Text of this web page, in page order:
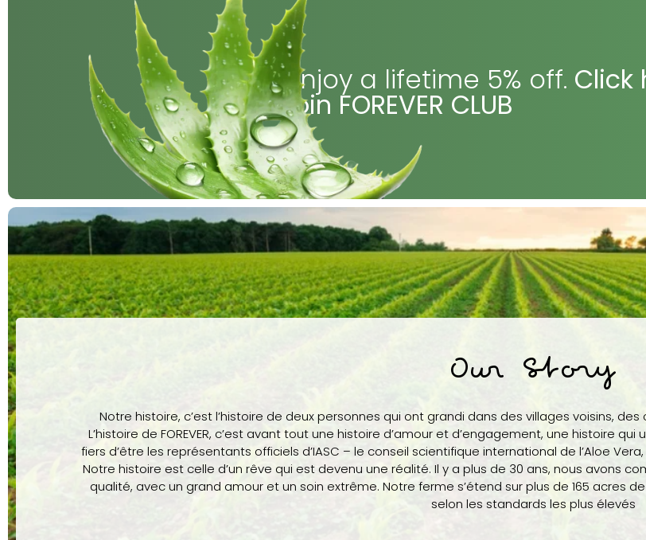
Enjoy a lifetime 5% off. Click
join FOREVER CLUB
Our Story
Notre histoire, c’est l’histoire de deux personnes qui ont grandi dans des villages voisins,
L’histoire de FOREVER, c’est avant tout une histoire d’amour et d’engagement, une histoire
fiers d’être les représentants officiels d’IASC – le conseil scientifique international de l’Aloe
Notre histoire est celle d’un rêve qui est devenu une réalité. Il y a plus de 30 ans, nous avons
qualité, avec un grand amour et un soin extrême. Notre ferme s’étend sur plus de 165 acres
selon les standards les plus élevés